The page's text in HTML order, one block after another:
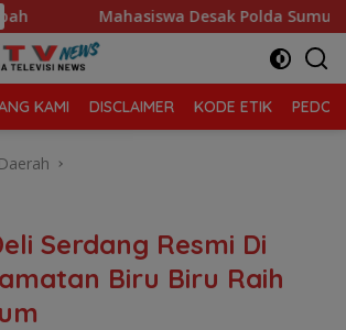
Mahasiswa Desak Polda Sumut Tutup
KAMI DISCLAIMER KODE ETIK
Serdang Resmi Di
Biru Biru Raih